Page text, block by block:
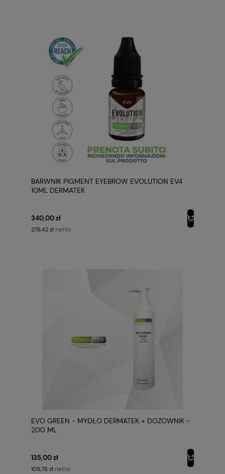
BARWNIK PIGMENT EYEBROW EVOLUTION EV4
10ML DERMATEK
340,00 zł
276,42 zł netto
EVO GREEN - MYDŁO DERMATEK + DOZOWNIK -
200 ML
135,00 zł
109,76 zł netto